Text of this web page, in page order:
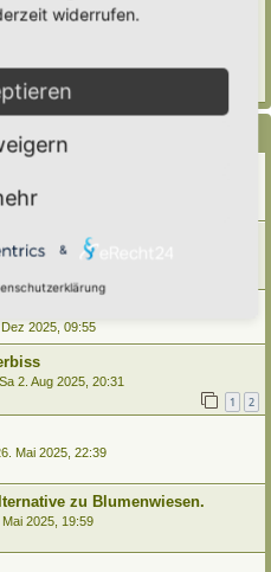
die Eintragung Eurer
Mein Hortus und ich!
Jan 2026, 08:40
Jan 2026, 10:17
2025, 09:55
Sa 2. Aug 2025, 20:31
1 2
Mai 2025, 22:39
zu Blumenwiesen.
Mai 2025, 19:59
widerrufen.
&